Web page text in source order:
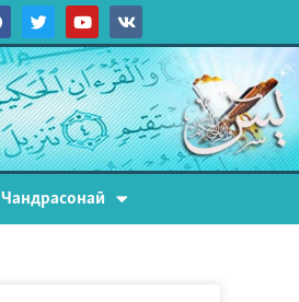
Чандрасонаӣ